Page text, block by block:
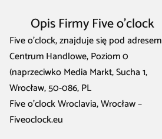
Opis Firmy Five o’clock
Five o’clock, znajduje się pod adresem
Centrum Handlowe, Poziom 0
(naprzeciwko Media Markt, Sucha 1,
Wrocław, 50-086, PL
Five o'clock Wroclavia, Wrocław –
Fiveoclock.eu